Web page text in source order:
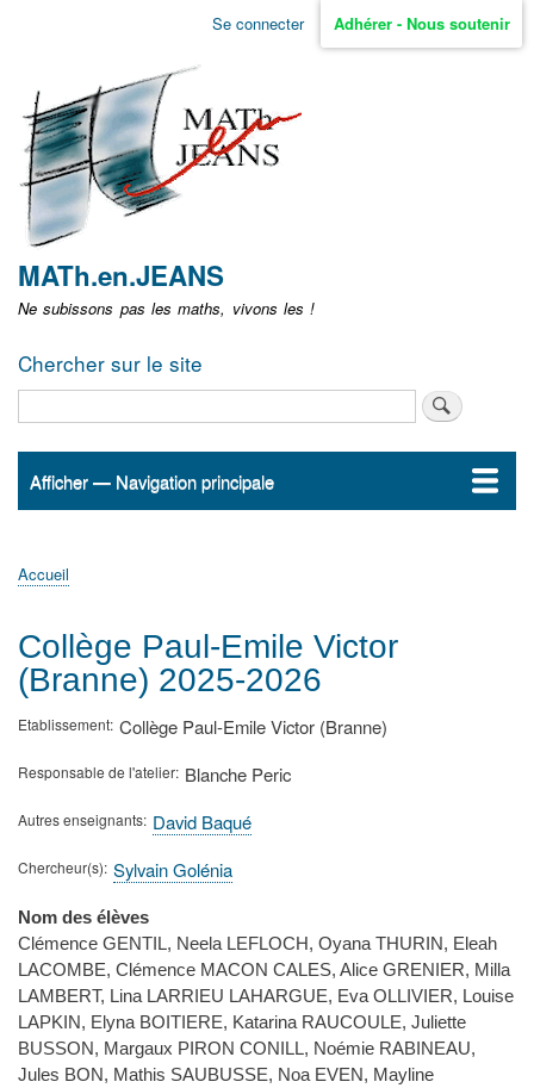
Aller
non
identifié
Se connecter Adhérer - Nous soutenir
MATh.en.JEANS
Ne subissons pas les maths, vivons les !
Chercher sur le site
Navigation
Afficher — Navigation principale
Accueil
ActualitésMATh.en.JEANS ?
Régions et Ateliers
Créer, gérer un atelier
Sujets/Publications
Congrès
d'Ariane
Accueil
Collège Paul-Emile Victor
(Branne) 2025-2026
Etablissement Collège Paul-Emile Victor (Branne)
Responsable de l'atelier Blanche Peric
Autres enseignants David Baqué
Chercheur(s) Sylvain Golénia
Nom des élèves
Clémence GENTIL, Neela LEFLOCH, Oyana THURIN, Eleah
LACOMBE, Clémence MACON CALES, Alice GRENIER, Milla
LAMBERT, Lina LARRIEU LAHARGUE, Eva OLLIVIER, Louise
LAPKIN, Elyna BOITIERE, Katarina RAUCOULE, Juliette
BUSSON, Margaux PIRON CONILL, Noémie RABINEAU,
Jules BON, Mathis SAUBUSSE, Noa EVEN, Mayline